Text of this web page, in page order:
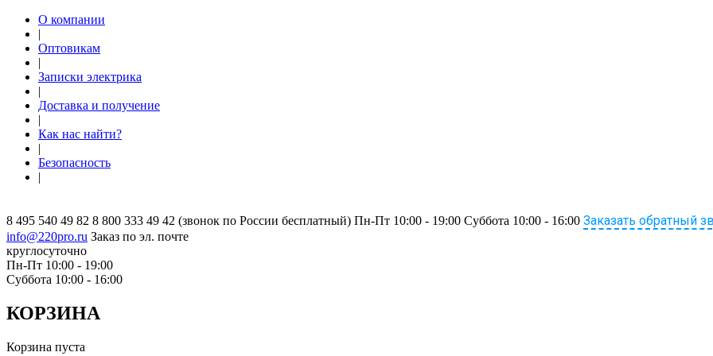
О компании
|
Оптовикам
|
Записки электрика
|
Доставка и получение
|
Как нас найти?
|
Безопасность
|
8 495 540 49 82 8 800 333 49 42 (звонок по России бесплатный) Пн-Пт 10:00 - 19:00 Суббота 10:00 - 16:00 Заказать обратный
info@220pro.ru Заказ по эл. почте
круглосуточно
Пн-Пт 10:00 - 19:00
Суббота 10:00 - 16:00
КОРЗИНА
Корзина пуста